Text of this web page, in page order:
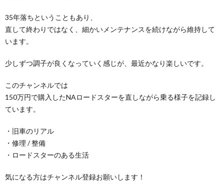
35年落ちということもあり、
直して終わりではなく、細かいメンテナンスを続けながら維持して
います。
少しずつ調子が良くなっていく感じが、最近かなり楽しいです。
このチャンネルでは
150万円で購入したNAロードスターを直しながら乗る様子を記録し
ています。
・旧車のリアル
・修理 / 整備
・ロードスターのある生活
気になる方はチャンネル登録お願いします！